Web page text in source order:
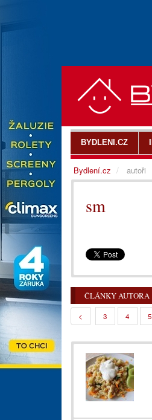
sm
ČLÁNKY AUTORA
< 3 4 5
BYDLENI.CZ
Bydlení.cz autoři